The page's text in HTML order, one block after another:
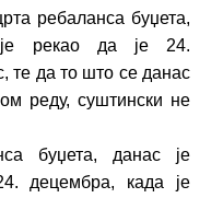
ребаланса буџета,
је рекао да је 24.
те да то што се данас
реду, суштински не
буџета, данас је
децембра, када је